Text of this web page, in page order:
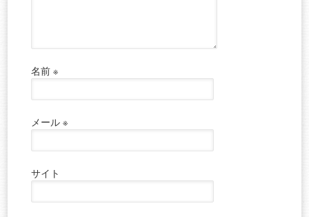
名前※
メール※
サイト